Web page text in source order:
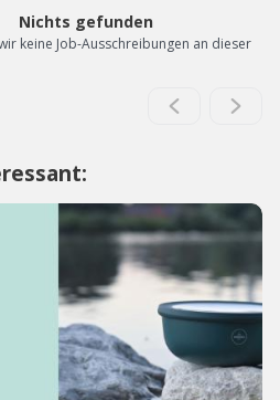
Nichts gefunden
keine Job-Ausschreibungen an dieser